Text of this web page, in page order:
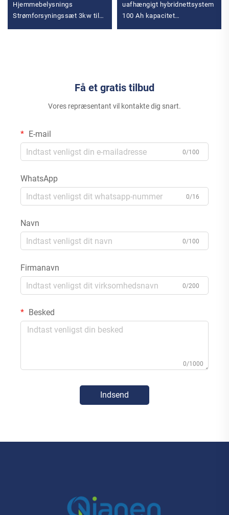
Hjemmebelysnings
Strømforsyningssæt 3kw til
uafhængigt hybridnettsystem
100 Ah kapacitet
Få et gratis tilbud
Vores repræsentant vil kontakte dig snart.
E-mail
0/100
WhatsApp
0/16
Navn
0/100
Firmanavn
0/200
Besked
0/1000
Indsend